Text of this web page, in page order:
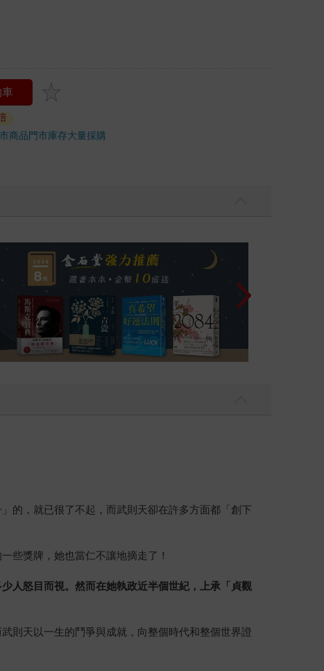
車
商品門市庫存大量採購
的，就已很了不起，而武則天卻在許多方面都「創下
些獎牌，她也當仁不讓地摘走了！
人怒目而視。然而在她執政近半個世紀，上承「貞觀
則天以一生的鬥爭與成就，向整個時代和整個世界證